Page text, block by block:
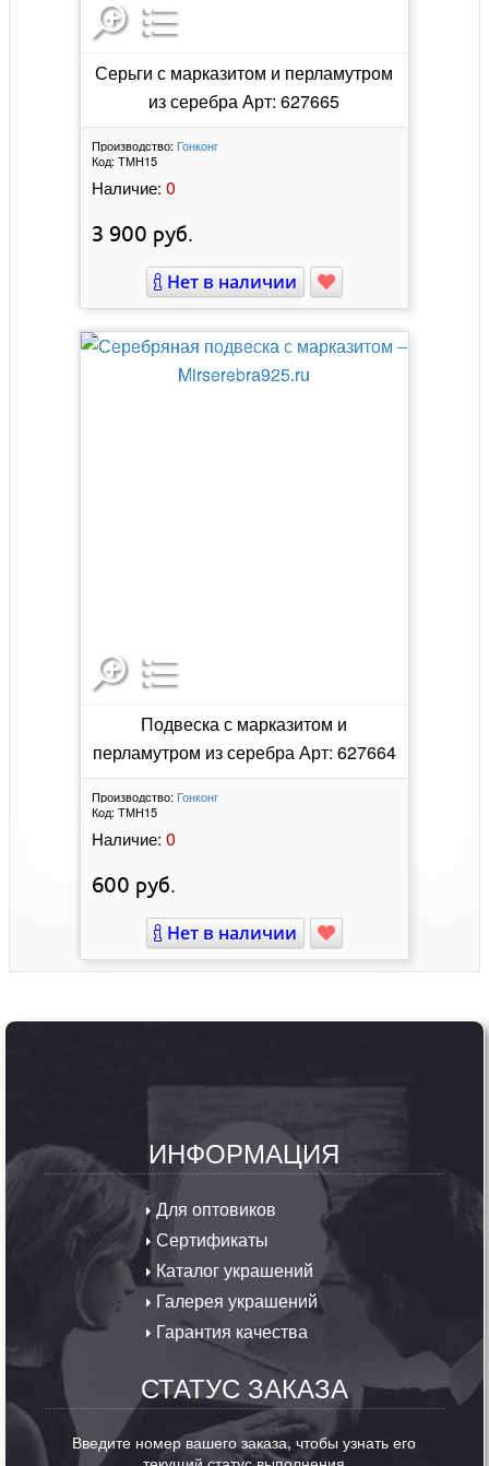
Серьги с марказитом и перламутром
из серебра Арт: 627665
Производство: Гонконг
Код: ТМН15
Наличие: 0
3 900 руб.
Нет в наличии
Подвеска с марказитом и
перламутром из серебра Арт: 627664
Производство: Гонконг
Код: ТМН15
Наличие: 0
600 руб.
Нет в наличии
ИНФОРМАЦИЯ
Для оптовиков
Сертификаты
Каталог украшений
Галерея украшений
Гарантия качества
СТАТУС ЗАКАЗА
Введите номер вашего заказа, чтобы узнать его